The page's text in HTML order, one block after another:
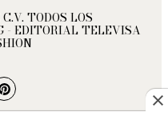
TODOS LOS
- EDITORIAL TELEVISA
pinterest